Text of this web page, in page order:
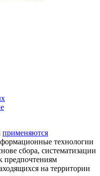
применяются
технологии
сбора, систематизации
предпочтениям
на территории